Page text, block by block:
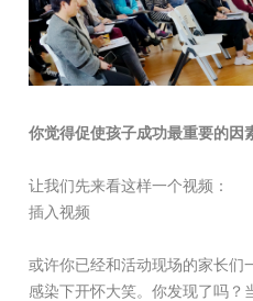
你觉得促使孩子成功最重要的因
让我们先来看这样一个视频：
插入视频
或许你已经和活动现场的家长们
感染下开怀大笑。你发现了吗？